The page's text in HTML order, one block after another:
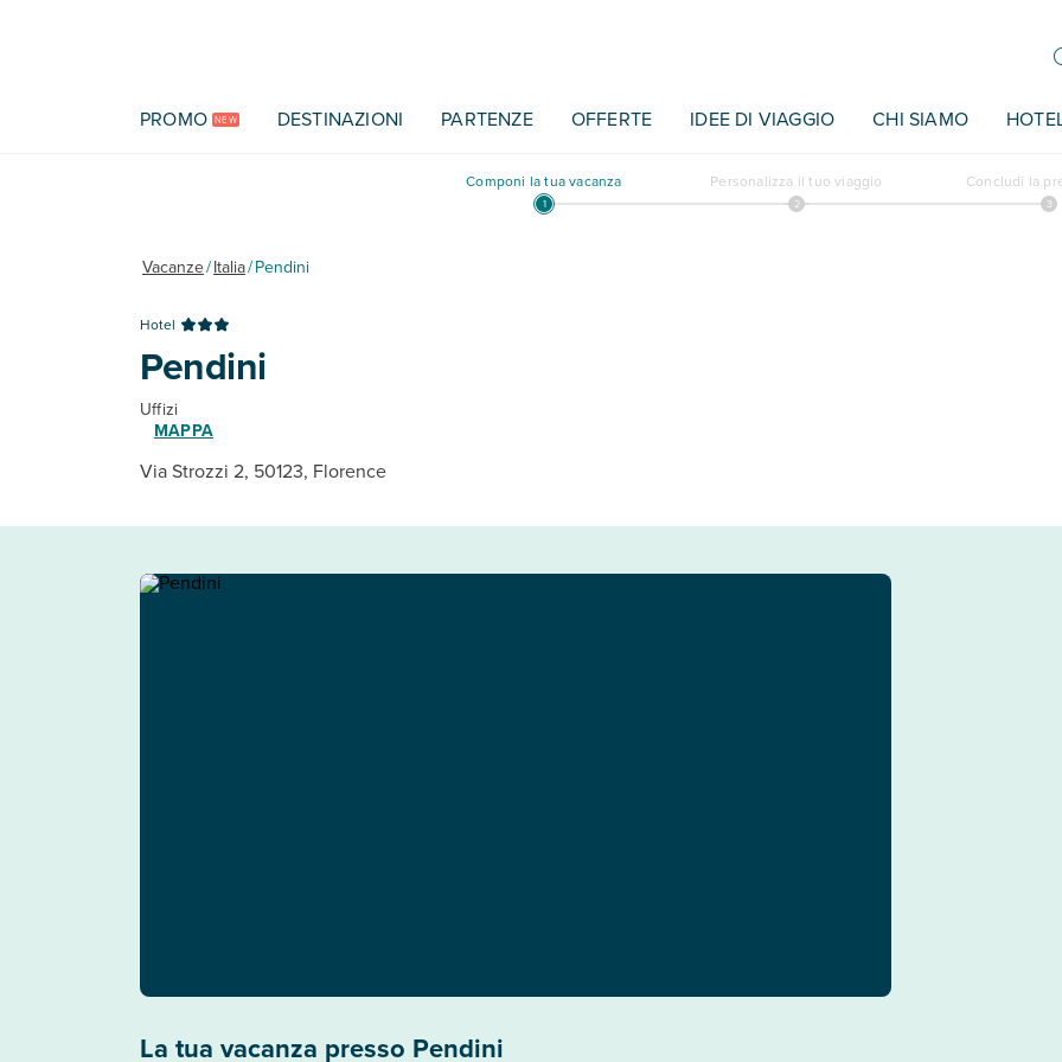
PROMO NEW DESTINAZIONI PARTENZE OFFERTE IDEE DI VIAGGIO CHI SIAMO
Componi la tua vacanza Personalizza il tuo viaggio Concludi la
Vacanze/Italia/Pendini
Hotel
Pendini
Uffizi
MAPPA
Via Strozzi 2, 50123, Florence
La tua vacanza presso Pendini